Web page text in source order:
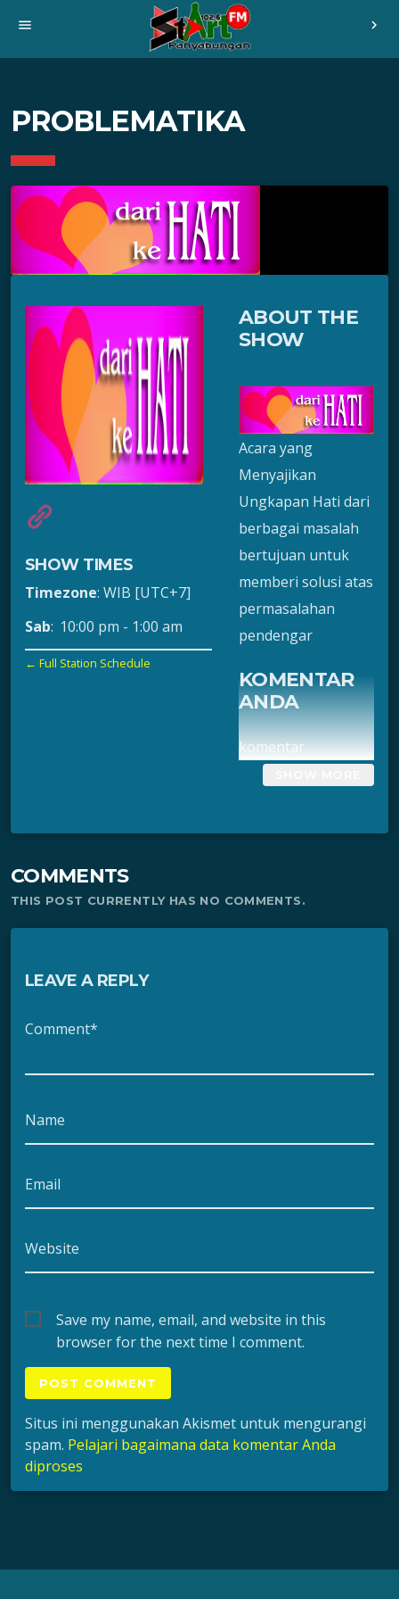
menu chevron_right
PROBLEMATIKA
SHOW TIMES
Timezone: WIB [UTC+7]
Sab: 10:00 pm - 1:00 am
← Full Station Schedule
ABOUT THE
SHOW
Acara yang
Menyajikan
Ungkapan Hati dari
berbagai masalah
bertujuan untuk
memberi solusi atas
permasalahan
pendengar
KOMENTAR
ANDA
komentar
COMMENTS
THIS POST CURRENTLY HAS NO COMMENTS.
LEAVE A REPLY
Comment*
Name
Email
Website
Save my name, email, and website in this
browser for the next time I comment.
Situs ini menggunakan Akismet untuk mengurangi
spam. Pelajari bagaimana data komentar Anda
diproses